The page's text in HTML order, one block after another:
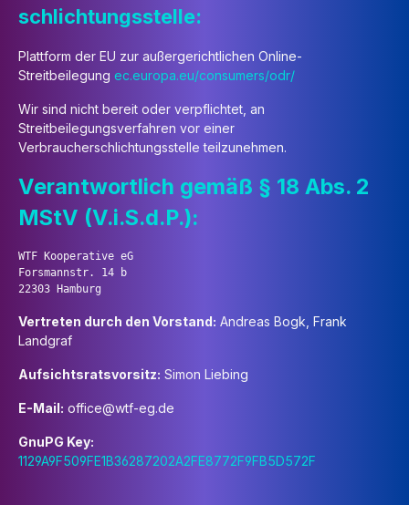
schlichtungsstelle:
Plattform der EU zur außergerichtlichen Online-
Streitbeilegung ec.europa.eu/consumers/odr/
Wir sind nicht bereit oder verpflichtet, an
Streitbeilegungsverfahren vor einer
Verbraucherschlichtungsstelle teilzunehmen.
Verantwortlich gemäß § 18 Abs. 2
MStV (V.i.S.d.P.):
WTF Kooperative eG
Forsmannstr. 14 b
Vertreten durch den Vorstand: Andreas Bogk, Frank
Landgraf
Aufsichtsratsvorsitz: Simon Liebing
E-Mail: office@wtf-eg.de
GnuPG Key:
1129A9F509FE1B36287202A2FE8772F9FB5D572F